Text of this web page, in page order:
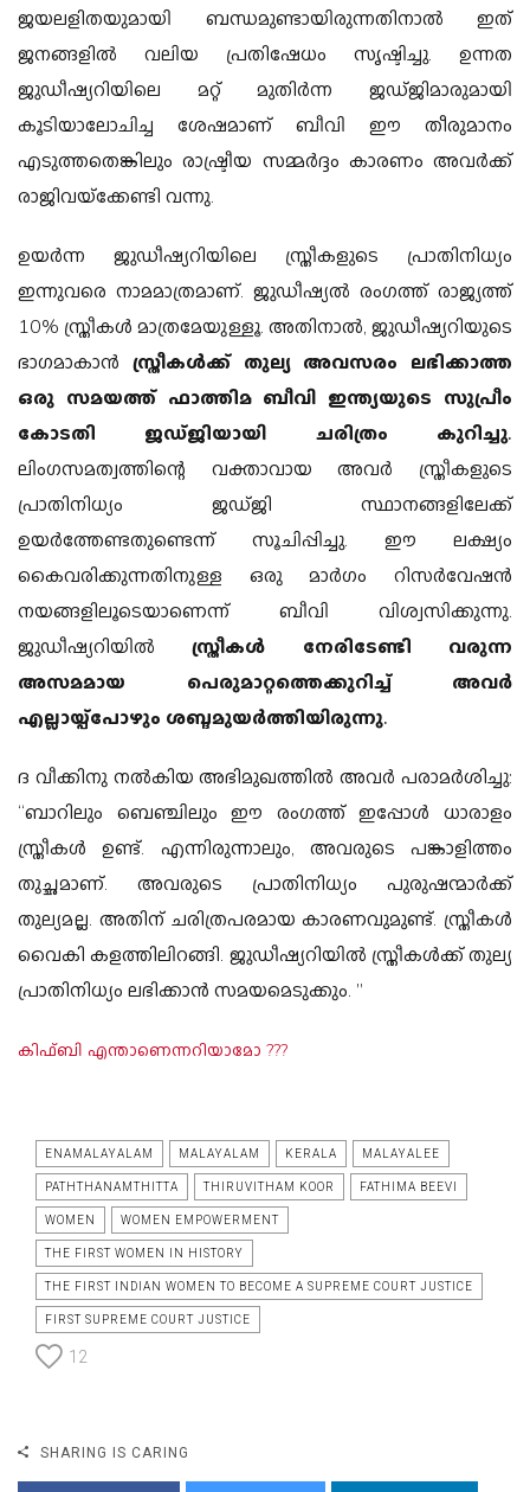
ജയലളിതയുമായി ബന്ധമുണ്ടായിരുന്നതിനാൽ ഇത്
ജനങ്ങളിൽ വലിയ പ്രതിഷേധം സൃഷ്ടിച്ചു. ഉന്നത
ജുഡീഷ്യറിയിലെ മറ്റ് മുതിർന്ന ജഡ്ജിമാരുമായി
കൂടിയാലോചിച്ച ശേഷമാണ് ബീവി ഈ തീരുമാനം
എടുത്തതെങ്കിലും രാഷ്ട്രീയ സമ്മർദ്ദം കാരണം അവർക്ക്
രാജിവയ്‌ക്കേണ്ടി വന്നു.
ഉയർന്ന ജുഡീഷ്യറിയിലെ സ്ത്രീകളുടെ പ്രാതിനിധ്യം
ഇന്നുവരെ നാമമാത്രമാണ്. ജുഡീഷ്യൽ രംഗത്ത് രാജ്യത്ത്
10% സ്ത്രീകൾ മാത്രമേയുള്ളൂ. അതിനാൽ, ജുഡീഷ്യറിയുടെ
ഭാഗമാകാൻ സ്ത്രീകൾക്ക് തുല്യ അവസരം ലഭിക്കാത്ത
ഒരു സമയത്ത് ഫാത്തിമ ബീവി ഇന്ത്യയുടെ സുപ്രീം
കോടതി ജഡ്ജിയായി ചരിത്രം കുറിച്ചു.
ലിംഗസമത്വത്തിന്റെ വക്താവായ അവർ സ്ത്രീകളുടെ
പ്രാതിനിധ്യം ജഡ്ജി സ്ഥാനങ്ങളിലേക്ക്
ഉയർത്തേണ്ടതുണ്ടെന്ന് സൂചിപ്പിച്ചു. ഈ ലക്ഷ്യം
കൈവരിക്കുന്നതിനുള്ള ഒരു മാർഗം റിസർവേഷൻ
നയങ്ങളിലൂടെയാണെന്ന് ബീവി വിശ്വസിക്കുന്നു.
ജുഡീഷ്യറിയിൽസ്ത്രീകൾ നേരിടേണ്ടി വരുന്ന
അസമമായ പെരുമാറ്റത്തെക്കുറിച്ച് അവർ
എല്ലായ്പ്പോഴും ശബ്ദമുയർത്തിയിരുന്നു.
ദ വീക്കിനു നൽകിയ അഭിമുഖത്തിൽ അവർ പരാമർശിച്ചു:
“ബാറിലും ബെഞ്ചിലും ഈ രംഗത്ത് ഇപ്പോൾ ധാരാളം
സ്ത്രീകൾ ഉണ്ട്. എന്നിരുന്നാലും, അവരുടെ പങ്കാളിത്തം
തുച്ഛമാണ്. അവരുടെ പ്രാതിനിധ്യം പുരുഷന്മാർക്ക്
തുല്യമല്ല. അതിന് ചരിത്രപരമായ കാരണവുമുണ്ട്. സ്ത്രീകൾ
വൈകി കളത്തിലിറങ്ങി. ജുഡീഷ്യറിയിൽ സ്ത്രീകൾക്ക് തുല്യ
പ്രാതിനിധ്യം ലഭിക്കാൻ സമയമെടുക്കും. ”
കിഫ്‌ബി എന്താണെന്നറിയാമോ ???
ENAMALAYALAM MALAYALAM KERALA MALAYALEE
PATHTHANAMTHITTA THIRUVITHAM KOOR FATHIMA BEEVI
WOMEN WOMEN EMPOWERMENT
THE FIRST WOMEN IN HISTORY
THE FIRST INDIAN WOMEN TO BECOME A SUPREME COURT JUSTICE
FIRST SUPREME COURT JUSTICE
12
SHARING IS CARING